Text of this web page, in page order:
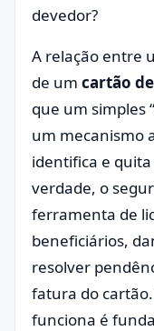
devedor?
A relação entre
de um cartão
que um simples
um mecanismo
identifica e
verdade, o
ferramenta de
beneficiários,
resolver
fatura do
funciona é